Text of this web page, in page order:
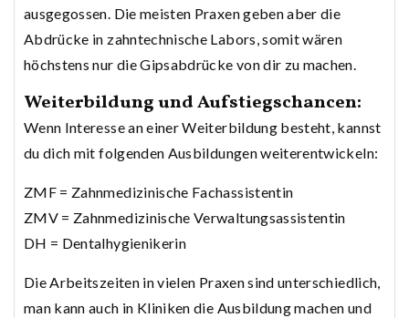
ausgegossen. Die meisten Praxen geben aber die
Abdrücke in zahntechnische Labors, somit wären
höchstens nur die Gipsabdrücke von dir zu machen.
Weiterbildung und Aufstiegschancen:
Wenn Interesse an einer Weiterbildung besteht, kannst
du dich mit folgenden Ausbildungen weiterentwickeln:
ZMF = Zahnmedizinische Fachassistentin
ZMV = Zahnmedizinische Verwaltungsassistentin
DH = Dentalhygienikerin
Die Arbeitszeiten in vielen Praxen sind unterschiedlich,
man kann auch in Kliniken die Ausbildung machen und